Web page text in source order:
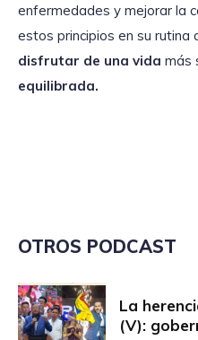
enfermedades y mejorar la
estos principios en su rutina
disfrutar de una vida más
equilibrada.
OTROS PODCAST
La
(V):